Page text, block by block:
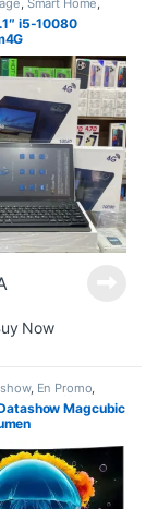
, Smart Home,
i5-10080
Now
, En Promo,
Smart HomeMagcubic